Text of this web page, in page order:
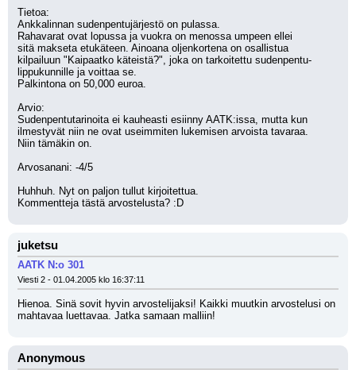
Tietoa:
Ankkalinnan sudenpentujärjestö on pulassa.
Rahavarat ovat lopussa ja vuokra on menossa umpeen ellei
sitä makseta etukäteen. Ainoana oljenkortena on osallistua
kilpailuun "Kaipaatko käteistä?", joka on tarkoitettu sudenpentu-
lippukunnille ja voittaa se.
Palkintona on 50,000 euroa.
Arvio:
Sudenpentutarinoita ei kauheasti esiinny AATK:issa, mutta kun
ilmestyvät niin ne ovat useimmiten lukemisen arvoista tavaraa.
Niin tämäkin on.
Arvosanani: -4/5
Huhhuh. Nyt on paljon tullut kirjoitettua.
Kommentteja tästä arvostelusta? :D
juketsu
AATK N:o 301
Viesti 2 - 01.04.2005 klo 16:37:11
Hienoa. Sinä sovit hyvin arvostelijaksi! Kaikki muutkin arvostelusi on
mahtavaa luettavaa. Jatka samaan malliin!
Anonymous